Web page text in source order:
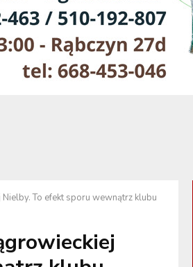
To efekt sporu wewnątrz klubu